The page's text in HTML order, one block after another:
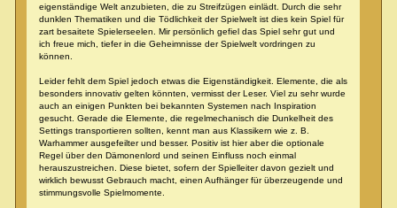
eigenständige Welt anzubieten, die zu Streifzügen einlädt. Durch die sehr
dunklen Thematiken und die Tödlichkeit der Spielwelt ist dies kein Spiel für
zart besaitete Spielerseelen. Mir persönlich gefiel das Spiel sehr gut und
ich freue mich, tiefer in die Geheimnisse der Spielwelt vordringen zu
können.
Leider fehlt dem Spiel jedoch etwas die Eigenständigkeit. Elemente, die als
besonders innovativ gelten könnten, vermisst der Leser. Viel zu sehr wurde
auch an einigen Punkten bei bekannten Systemen nach Inspiration
gesucht. Gerade die Elemente, die regelmechanisch die Dunkelheit des
Settings transportieren sollten, kennt man aus Klassikern wie z. B.
Warhammer ausgefeilter und besser. Positiv ist hier aber die optionale
Regel über den Dämonenlord und seinen Einfluss noch einmal
herauszustreichen. Diese bietet, sofern der Spielleiter davon gezielt und
wirklich bewusst Gebrauch macht, einen Aufhänger für überzeugende und
stimmungsvolle Spielmomente.